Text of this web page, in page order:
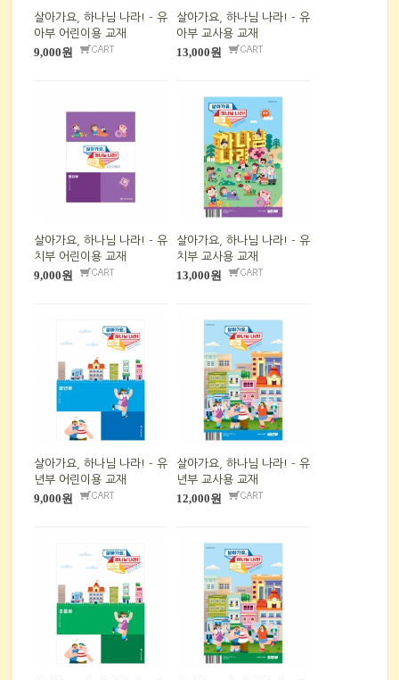
살아가요, 하나님 나라! - 유
아부 어린이용 교재
9,000원
살아가요, 하나님 나라! - 유
아부 교사용 교재
13,000원
살아가요, 하나님 나라! - 유
치부 어린이용 교재
9,000원
살아가요, 하나님 나라! - 유
치부 교사용 교재
13,000원
살아가요, 하나님 나라! - 유
년부 어린이용 교재
9,000원
살아가요, 하나님 나라! - 유
년부 교사용 교재
12,000원